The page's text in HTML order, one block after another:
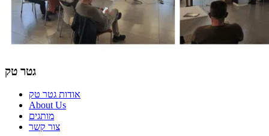
גטר טק
אודות גטר טק
About Us
מותגים
צור קשר